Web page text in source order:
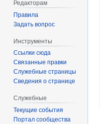
Редакторам
Правила
Задать вопрос
Инструменты
Ссылки сюда
Связанные правки
Служебные страницы
Сведения о странице
Служебные
Текущие события
Портал сообщества